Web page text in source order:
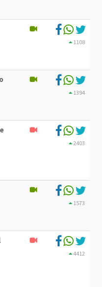
1108
1394
2403
1573
4412